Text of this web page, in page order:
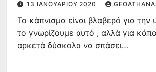
13 ΙΑΝΟΥΑΡΊΟΥ 2020
Το κάπνισμα είναι βλαβερό για την
το γνωρίζουμε αυτό , αλλά για
αρκετά δύσκολο να σπάσει…